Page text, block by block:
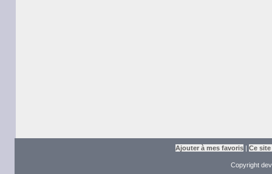
Ajouter à mes favoris| Ce
Copyright